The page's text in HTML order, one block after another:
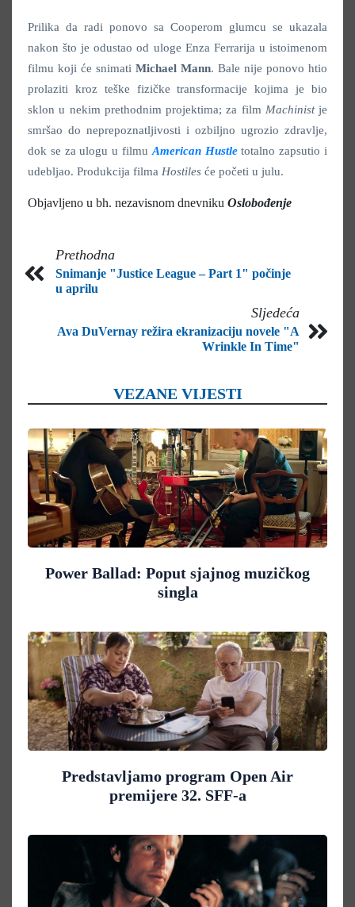
Prilika da radi ponovo sa Cooperom glumcu se ukazala
nakon što je odustao od uloge Enza Ferrarija u istoimenom
filmu koji će snimati Michael Mann. Bale nije ponovo htio
prolaziti kroz teške fizičke transformacije kojima je bio
sklon u nekim prethodnim projektima; za film Machinistje
smršao do neprepoznatljivosti i ozbiljno ugrozio zdravlje,
dok se za ulogu u filmu American Hustle totalno zapsutio i
udebljao. Produkcija filma Hostiles će početi u julu.
Objavljeno u bh. nezavisnom dnevniku Oslobođenje
Prethodna
Snimanje "Justice League – Part 1" počinje
u aprilu
Sljedeća
Ava DuVernay režira ekranizaciju novele "A
Wrinkle In Time"
VEZANE VIJESTI
Power Ballad: Poput sjajnog muzičkog
singla
Predstavljamo program Open Air
premijere 32. SFF-a